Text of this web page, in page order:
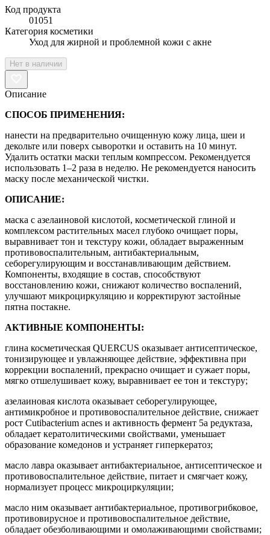
Код продукта
01051
Категория косметики
Уход для жирной и проблемной кожи с акне
Нет в наличии
Описание
СПОСОБ ПРИМЕНЕНИЯ:
нанести на предварительно очищенную кожу лица, шеи и
декольте или поверх сыворотки и оставить на 10 минут.
Удалить остатки маски теплым компрессом. Рекомендуется
использовать 1–2 раза в неделю. Не рекомендуется наносить
маску после механической чистки.
ОПИСАНИЕ:
маска с азелаиновой кислотой, косметической глиной и
комплексом растительных масел глубоко очищает поры,
выравнивает тон и текстуру кожи, обладает выраженным
противовоспалительным, антибактериальным,
себорегулирующим и восстанавливающим действием.
Компоненты, входящие в состав, способствуют
восстановлению кожи, снижают количество воспалений,
улучшают микроциркуляцию и корректируют застойные
пятна постакне.
АКТИВНЫЕ КОМПОНЕНТЫ:
глина косметическая QUERCUS оказывает антисептическое,
тонизирующее и увлажняющее действие, эффективна при
коррекции воспалений, прекрасно очищает и сужает поры,
мягко отшелушивает кожу, выравнивает ее тон и текстуру;
азелаиновая кислота оказывает себорегулирующее,
антимикробное и противовоспалительное действие, снижает
рост Cutibacterium acnes и активность фермент 5а редуктаза,
обладает кератолитическими свойствами, уменьшает
образование комедонов и устраняет гиперкератоз;
масло лавра оказывает антибактериальное, антисептическое и
противовоспалительное действие, питает и смягчает кожу,
нормализует процесс микроциркуляции;
масло ним оказывает антибактериальное, противогрибковое,
противовирусное и противовоспалительное действие,
обладает обезболивающими и омолаживающими свойствами;